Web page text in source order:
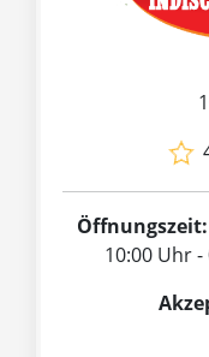
Öffnungszeit:
10:00 Uhr